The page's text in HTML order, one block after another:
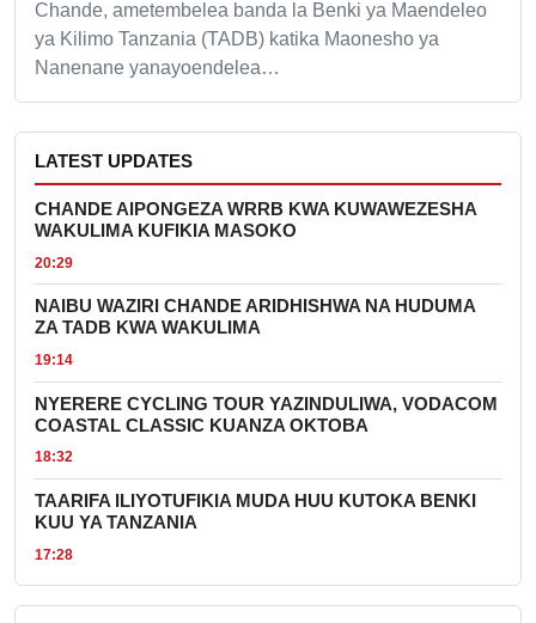
Chande, ametembelea banda la Benki ya Maendeleo
ya Kilimo Tanzania (TADB) katika Maonesho ya
Nanenane yanayoendelea…
LATEST UPDATES
CHANDE AIPONGEZA WRRB KWA KUWAWEZESHA
WAKULIMA KUFIKIA MASOKO
20:29
NAIBU WAZIRI CHANDE ARIDHISHWA NA HUDUMA
ZA TADB KWA WAKULIMA
19:14
NYERERE CYCLING TOUR YAZINDULIWA, VODACOM
COASTAL CLASSIC KUANZA OKTOBA
18:32
TAARIFA ILIYOTUFIKIA MUDA HUU KUTOKA BENKI
KUU YA TANZANIA
17:28